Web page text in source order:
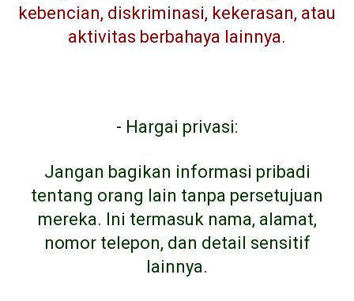
kebencian, diskriminasi, kekerasan, atau
aktivitas berbahaya lainnya.
- Hargai privasi:
Jangan bagikan informasi pribadi
tentang orang lain tanpa persetujuan
mereka. Ini termasuk nama, alamat,
nomor telepon, dan detail sensitif
lainnya.